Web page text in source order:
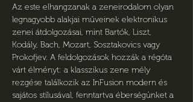
Az este elhangzanak a zeneirodalom olyan
legnagyobb alakjai műveinek elektronikus
zenei átdolgozásai, mint Bartók, Liszt,
Kodály, Bach, Mozart, Sosztakovics vagy
Prokofjev. A feldolgozások hozzák a régóta
várt élményt: a klasszikus zene mély
rezgése találkozik az InFusion modern és
sajátos stílusával, fenntartva éberségünket a